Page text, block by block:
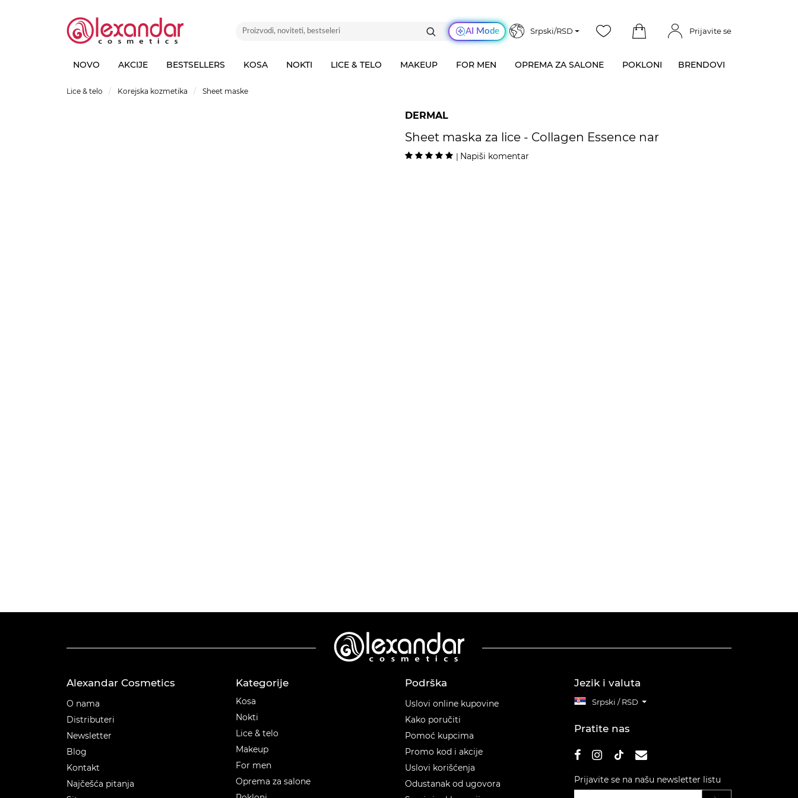
AI Mode Srpski/RSD Prijavite se
NOVO AKCIJE BESTSELLERS KOSA NOKTI LICE & TELO MAKEUP FOR MEN OPREMA ZA SALONE POKLONI BRENDOVI
Lice & telo Korejska kozmetika Sheet maske
DERMAL
Sheet maska za lice - Collagen Essence nar
| Napiši komentar
Alexandar Cosmetics
O nama
Distributeri
Newsletter
Blog
Kontakt
Najčešća pitanja
Kategorije
Kosa
Nokti
Lice & telo
Makeup
For men
Oprema za salone
Podrška
Uslovi online kupovine
Kako poručiti
Pomoć kupcima
Promo kod i akcije
Uslovi korišćenja
Odustanak od ugovora
Jezik i valuta
Srpski / RSD
Pratite nas
Prijavite se na našu newsletter listu